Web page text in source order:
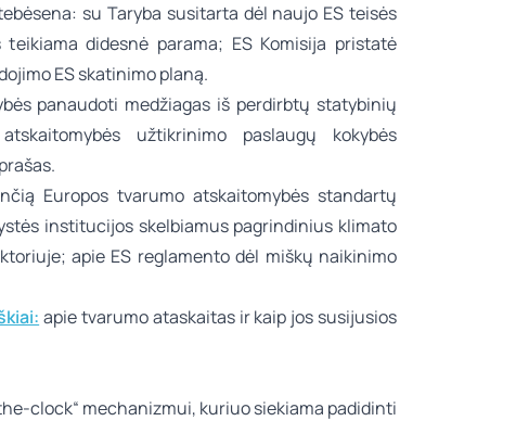
su Taryba susitarta dėl naujo ES teisės
didesnė parama; ES Komisija pristatė
ES skatinimo planą.
panaudoti medžiagas iš perdirbtų statybinių
užtikrinimo paslaugų kokybės
Europos tvarumo atskaitomybės standartų
institucijos skelbiamus pagrindinius klimato
apie ES reglamento dėl miškų naikinimo
apie tvarumo ataskaitas ir kaip jos susijusios
clock“ mechanizmui, kuriuo siekiama padidinti